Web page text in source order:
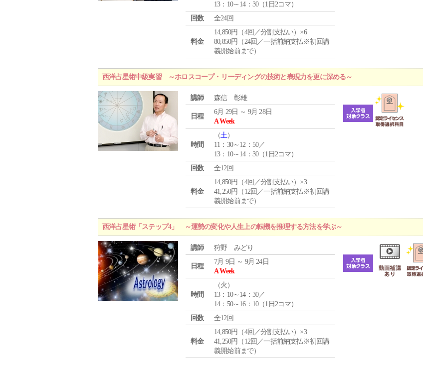
13：10～14：30（1日2コマ）
回数
全24回
料金
14,850円（4回／分割支払い）×6
80,850円（24回／一括前納支払※初回講
義開始前まで）
西洋占星術中級実習 ～ホロスコープ・リーディングの技術と表現力を更に深める～
講師 森信 彰雄
日程
6月 29日 ～ 9月 28日
A Week
時間
（土）
11：30～12：50／
13：10～14：30（1日2コマ）
回数
全12回
料金
14,850円（4回／分割支払い）×3
41,250円（12回／一括前納支払※初回講
義開始前まで）
西洋占星術「ステップ4」 ～運勢の変化や人生上の転機を推理する方法を学ぶ～
講師 狩野 みどり
日程
7月 9日 ～ 9月 24日
A Week
時間
（火 ）
13：10～14：30／
14：50～16：10（1日2コマ）
回数
全12回
料金
14,850円（4回／分割支払い）×3
41,250円（12回／一括前納支払※初回講
義開始前まで）